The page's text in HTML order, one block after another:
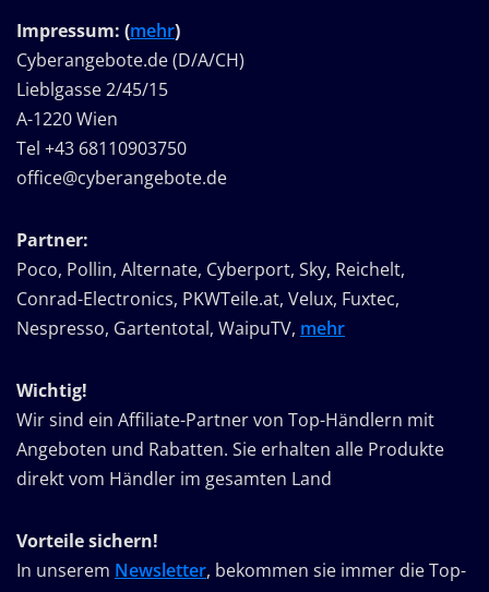
Impressum: (mehr)
Cyberangebote.de (D/A/CH)
Lieblgasse 2/45/15
A-1220 Wien
Tel +43 68110903750
office@cyberangebote.de
Partner:
Poco, Pollin, Alternate, Cyberport, Sky, Reichelt,
Conrad-Electronics, PKWTeile.at, Velux, Fuxtec,
Nespresso, Gartentotal, WaipuTV, mehr
Wichtig!
Wir sind ein Affiliate-Partner von Top-Händlern mit
Angeboten und Rabatten. Sie erhalten alle Produkte
direkt vom Händler im gesamten Land
Vorteile sichern!
In unserem Newsletter, bekommen sie immer die Top-